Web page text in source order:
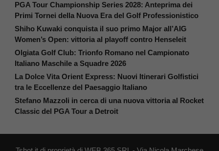
PGA Tour Championship Series 2028: Anteprima dei
Primi Tornei della Nuova Era del Golf Professionistico
Shiho Kuwaki conquista il suo primo Major all’AIG
Women’s Open: vittoria al playoff contro Henseleit
Olgiata Golf Club: Trionfo Romano nel Campionato
Italiano Maschile a Squadre 2026
La Dolce Vita Orient Express: Nuovi Itinerari Golfistici
tra le Eccellenze del Paesaggio Italiano
Stefano Mazzoli in cerca di una nuova vittoria al Rocket
Classic del PGA Tour a Detroit